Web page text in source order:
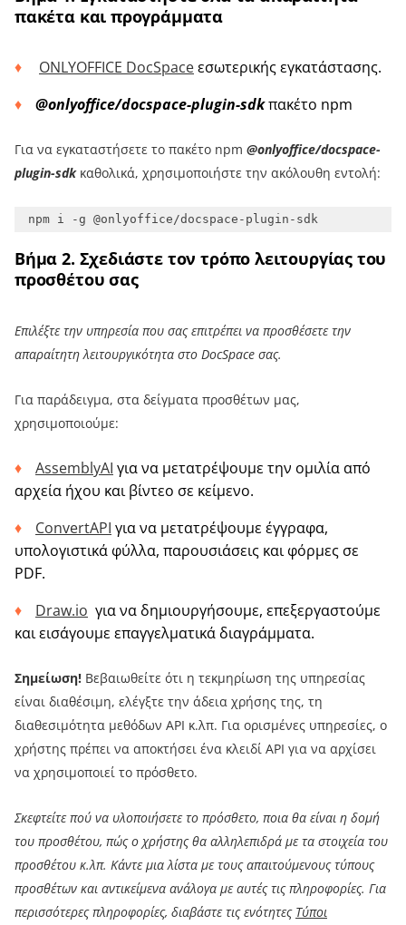
πακέτα και προγράμματα
ONLYOFFICE DocSpaceεσωτερικής εγκατάστασης.
@onlyoffice/docspace-plugin-sdkπακέτο npm
Για να εγκαταστήσετε το πακέτο npm @onlyoffice/docspace-
plugin-sdk καθολικά, χρησιμοποιήστε την ακόλουθη εντολή:
npm i -g @onlyoffice/docspace-plugin-sdk
Βήμα 2. Σχεδιάστε τον τρόπο λειτουργίας του
προσθέτου σας
Επιλέξτε την υπηρεσία που σας επιτρέπει να προσθέσετε την
απαραίτητη λειτουργικότητα στο DocSpace σας.
Για παράδειγμα, στα δείγματα προσθέτων μας,
χρησιμοποιούμε:
AssemblyAI για να μετατρέψουμε την ομιλία από
αρχεία ήχου και βίντεο σε κείμενο.
ConvertAPI για να μετατρέψουμε έγγραφα,
υπολογιστικά φύλλα, παρουσιάσεις και φόρμες σε
PDF.
Draw.io για να δημιουργήσουμε, επεξεργαστούμε
και εισάγουμε επαγγελματικά διαγράμματα.
Σημείωση! Βεβαιωθείτε ότι η τεκμηρίωση της υπηρεσίας
είναι διαθέσιμη, ελέγξτε την άδεια χρήσης της, τη
διαθεσιμότητα μεθόδων API κ.λπ. Για ορισμένες υπηρεσίες, ο
χρήστης πρέπει να αποκτήσει ένα κλειδί API για να αρχίσει
να χρησιμοποιεί το πρόσθετο.
Σκεφτείτε πού να υλοποιήσετε το πρόσθετο, ποια θα είναι η δομή
του προσθέτου, πώς ο χρήστης θα αλληλεπιδρά με τα στοιχεία του
προσθέτου κ.λπ. Κάντε μια λίστα με τους απαιτούμενους τύπους
προσθέτων και αντικείμενα ανάλογα με αυτές τις πληροφορίες. Για
περισσότερες πληροφορίες, διαβάστε τις ενότητες Τύποι